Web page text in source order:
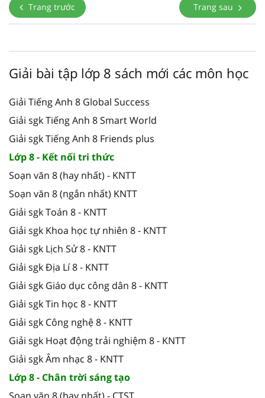
Trang trước Trang sau
Giải bài tập lớp 8 sách mới các môn học
Giải Tiếng Anh 8 Global Success
Giải sgk Tiếng Anh 8 Smart World
Giải sgk Tiếng Anh 8 Friends plus
Lớp 8 - Kết nối tri thức
Soạn văn 8 (hay nhất) - KNTT
Soạn văn 8 (ngắn nhất) KNTT
Giải sgk Toán 8 - KNTT
Giải sgk Khoa học tự nhiên 8 - KNTT
Giải sgk Lịch Sử 8 - KNTT
Giải sgk Địa Lí 8 - KNTT
Giải sgk Giáo dục công dân 8 - KNTT
Giải sgk Tin học 8 - KNTT
Giải sgk Công nghệ 8 - KNTT
Giải sgk Hoạt động trải nghiệm 8 - KNTT
Giải sgk Âm nhạc 8 - KNTT
Lớp 8 - Chân trời sáng tạo